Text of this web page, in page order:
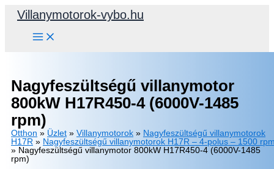
SkipVillanymotorok-vybo.hu
Nagyfeszültségű villanymotor
800kW H17R450-4 (6000V-1485
rpm)
Otthon » Üzlet » Villanymotorok » Nagyfeszültségű villanymotorok
H17R » Nagyfeszültségű villanymotorok H17R – 4-polus – 1500
» Nagyfeszültségű villanymotor 800kW H17R450-4 (6000V-1485
rpm)